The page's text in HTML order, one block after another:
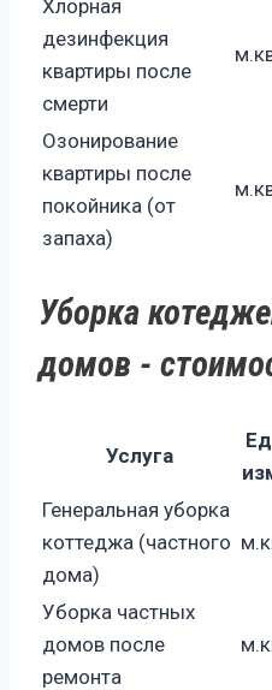
Хлорная
дезинфекция
квартиры после
смерти
Озонирование
квартиры после
покойника (от
запаха)
Уборка
домов -
Услуга
Генеральная уборка
коттеджа (частного
дома)
Уборка частных
домов после
ремонта